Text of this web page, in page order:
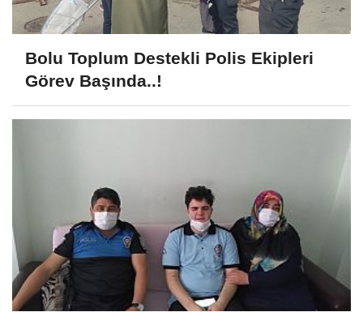
Bolu Toplum Destekli Polis Ekipleri
Görev Başında..!